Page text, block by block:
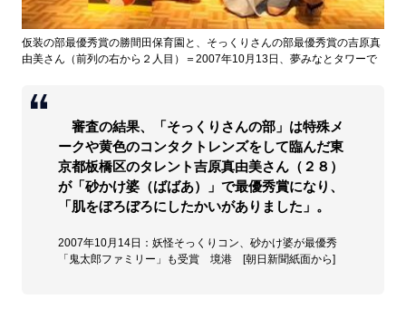
仮装の部最優秀賞の勝間田保育園と、そっくりさんの部最優秀賞の吉原真
由美さん（前列の右から２人目）＝2007年10月13日、夢みなとタワーで
審査の結果、「そっくりさんの部」は特殊メ
ークや黄色のコンタクトレンズをして臨んだ東
京都板橋区のタレント吉原真由美さん（２８）
が「砂かけ婆（ばばあ）」で最優秀賞になり、
「肌をぼろぼろにしたかいがありました」。
2007年10月14日：妖怪そっくりコン、砂かけ婆が最優秀
「鬼太郎ファミリー」も受賞 境港 [朝日新聞紙面から]